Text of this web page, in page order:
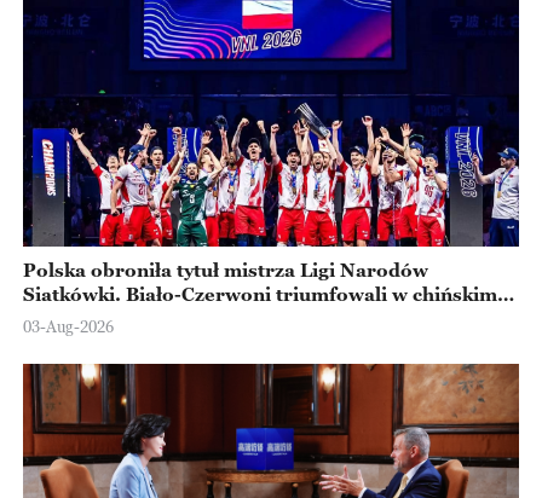
Polska obroniła tytuł mistrza Ligi Narodów
Siatkówki. Biało-Czerwoni triumfowali w chińskim
Ningbo
03-Aug-2026